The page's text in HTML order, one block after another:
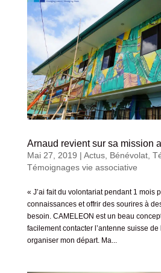
Arnaud revient sur sa mission
Mai 27, 2019 | Actus, Bénévolat,
Témoignages vie associative
« J’ai fait du volontariat pendant 1 mois
connaissances et offrir des sourires à
besoin. CAMELEON est un beau
facilement contacter l’antenne suisse de
organiser mon départ. Ma...